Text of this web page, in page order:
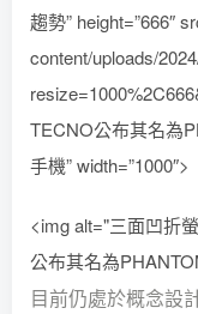
趨勢” height=”666″
content/uploads/
TECNO公布其名為
手機” width=”1000″>
<img alt="三面凹折
公布其名為
目前仍處於概念設